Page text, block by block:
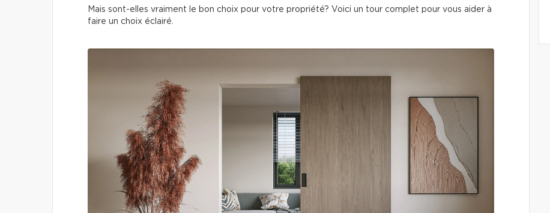
Mais sont-elles vraiment le bon choix pour votre propriété? Voici un tour complet pour vous aider à
faire un choix éclairé.